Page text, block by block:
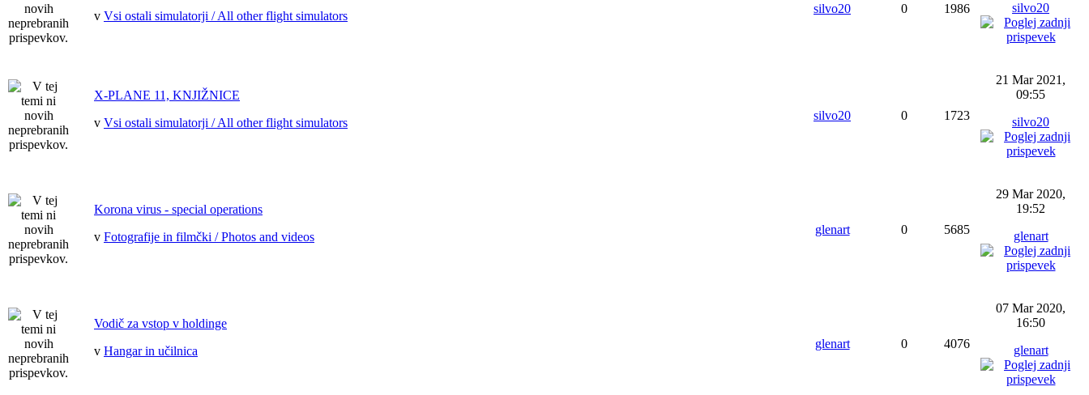
v Vsi ostali simulatorji / All other flight simulators
silvo20 0 1986
silvo20
X-PLANE 11, KNJIŽNICE
v Vsi ostali simulatorji / All other flight simulators
silvo20 0 1723
21 Mar 2021,
09:55
silvo20
Korona virus - special operations
v Fotografije in filmčki / Photos and videos
glenart 0 5685
29 Mar 2020,
19:52
glenart
Vodič za vstop v holdinge
v Hangar in učilnica
glenart 0 4076
07 Mar 2020,
16:50
glenart